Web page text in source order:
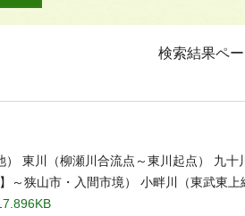
検索結果ペ
東川（柳瀬川合流点～東川起点） 九十
～狭山市・入間市境） 小畔川（東武東上